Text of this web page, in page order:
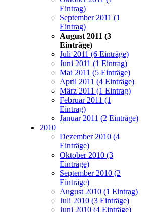
Eintrag)
September 2011 (1
Eintrag)
August 2011 (3
Einträge)
Juli 2011 (6 Einträge)
Juni 2011 (1 Eintrag)
Mai 2011 (5 Einträge)
April 2011 (4 Einträge)
März 2011 (1 Eintrag)
Februar 2011 (1
Eintrag)
Januar 2011 (2 Einträge)
2010
Dezember 2010 (4
Einträge)
Oktober 2010 (3
Einträge)
September 2010 (2
Einträge)
August 2010 (1 Eintrag)
Juli 2010 (3 Einträge)
Juni 2010 (4 Einträge)